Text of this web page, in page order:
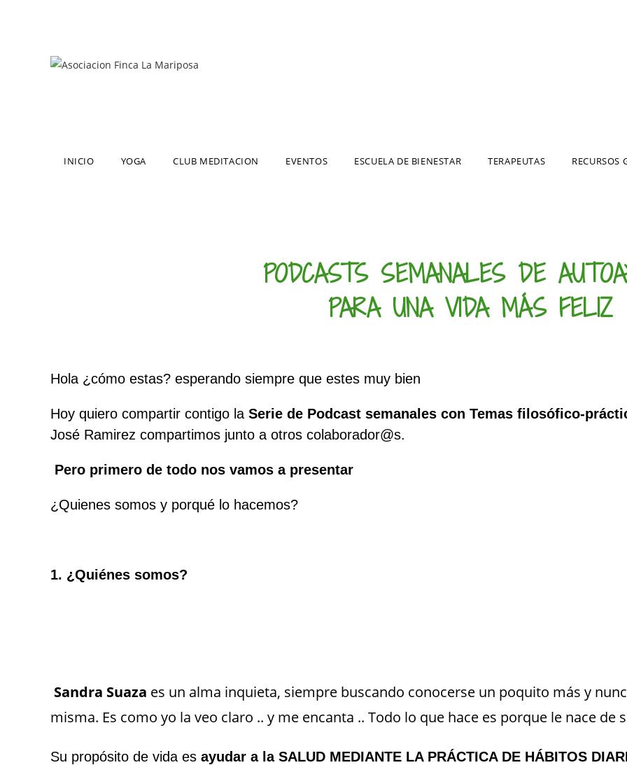
INICIO YOGA CLUB MEDITACION EVENTOS ESCUELA DE BIENESTAR TERAPEUTAS RECURSOS
PODCASTS SEMANALES DE
PARA UNA VIDA MÁS FELIZ
Hola ¿cómo estas? esperando siempre que estes muy bien
Hoy quiero compartir contigo la Serie de Podcast semanales con Temas filosófico-
José Ramirez compartimos junto a otros colaborador@s.
Pero primero de todo nos vamos a presentar
¿Quienes somos y porqué lo hacemos?
1. ¿Quiénes somos?
Sandra Suaza es un alma inquieta, siempre buscando conocerse un poquito más y
misma. Es como yo la veo claro .. y me encanta .. Todo lo que hace es porque le nace de
Su propósito de vida es ayudar a la SALUD MEDIANTE LA PRÁCTICA DE HÁBITOS